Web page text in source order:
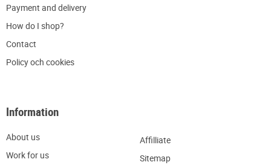
Payment and delivery
How do I shop?
Contact
Policy och cookies
Information
About us
Work for us
Affilliate
Sitemap